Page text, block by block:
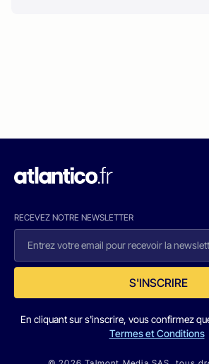
RECEVEZ NOTRE NEWSLETTER
S'INSCRIRE
En cliquant sur s'inscrire, vous confirmez
Termes et Conditions